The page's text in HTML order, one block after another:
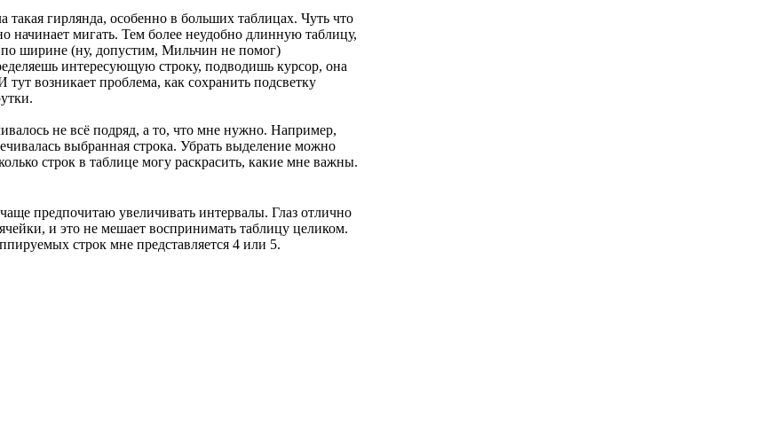
такая гирлянда, особенно в больших таблицах. Чуть что
начинает мигать. Тем более неудобно длинную таблицу,
ширине (ну, допустим, Мильчин не помог)
интересующую строку, подводишь курсор, она
возникает проблема, как сохранить подсветку
не всё подряд, а то, что мне нужно. Например,
выбранная строка. Убрать выделение можно
строк в таблице могу раскрасить, какие мне важны.
предпочитаю увеличивать интервалы. Глаз отлично
и это не мешает воспринимать таблицу целиком.
строк мне представляется 4 или 5.